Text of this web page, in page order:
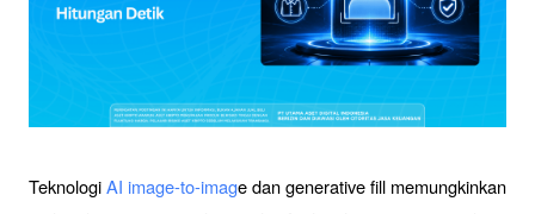
Teknologi AI image-to-image dan generative fill memungkinkan